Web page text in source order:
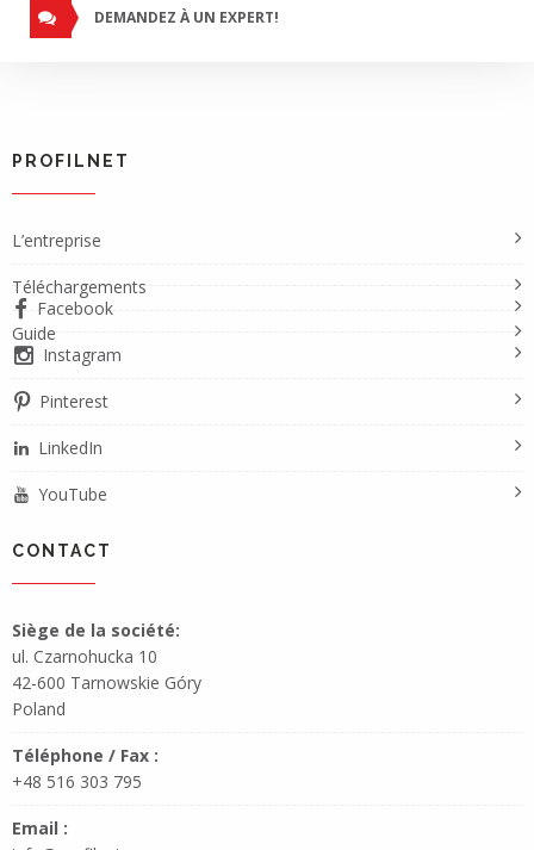
DEMANDEZ À UN EXPERT!
PROFILNET
L’entreprise
Téléchargements
Guide
Facebook
Instagram
Pinterest
LinkedIn
YouTube
CONTACT
Siège de la société:
ul. Czarnohucka 10
42-600 Tarnowskie Góry
Poland
Téléphone / Fax :
+48 516 303 795
Email :